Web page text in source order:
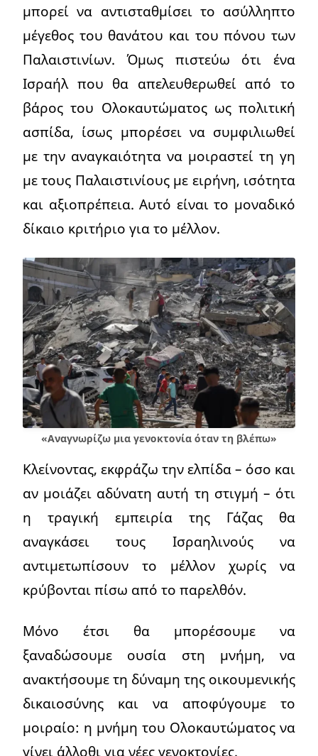
μπορεί να αντισταθμίσει το ασύλληπτο
μέγεθος του θανάτου και του πόνου των
Παλαιστινίων. Όμως πιστεύω ότι ένα
Ισραήλ που θα απελευθερωθεί από το
βάρος του Ολοκαυτώματος ως πολιτική
ασπίδα, ίσως μπορέσει να συμφιλιωθεί
με την αναγκαιότητα να μοιραστεί τη γη
με τους Παλαιστινίους με ειρήνη, ισότητα
και αξιοπρέπεια. Αυτό είναι το μοναδικό
δίκαιο κριτήριο για το μέλλον.
«Αναγνωρίζω μια γενοκτονία όταν τη βλέπω»
Κλείνοντας, εκφράζω την ελπίδα – όσο και
αν μοιάζει αδύνατη αυτή τη στιγμή – ότι
η τραγική εμπειρία της Γάζας θα
αναγκάσει τους Ισραηλινούς να
αντιμετωπίσουν το μέλλον χωρίς να
κρύβονται πίσω από το παρελθόν.
Μόνο έτσι θα μπορέσουμε να
ξαναδώσουμε ουσία στη μνήμη, να
ανακτήσουμε τη δύναμη της οικουμενικής
δικαιοσύνης και να αποφύγουμε το
μοιραίο: η μνήμη του Ολοκαυτώματος να
γίνει άλλοθι για νέες γενοκτονίες.